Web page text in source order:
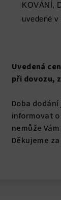
KOVÁNÍ,
uvedené
Uvedená
při dovozu,
Doba
informovat
nemůže
Děkujeme